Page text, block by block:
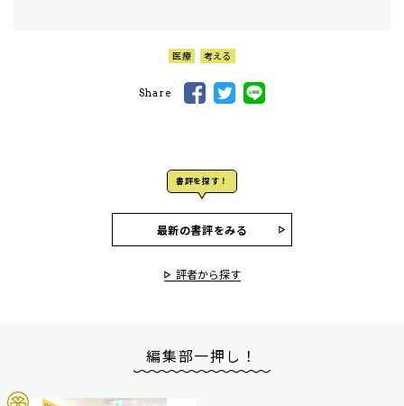
医療 考える
Share
書評を探す！
最新の書評をみる
評者から探す
編集部一押し！